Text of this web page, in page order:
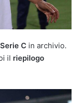
Serie C in archivio.
il riepilogo